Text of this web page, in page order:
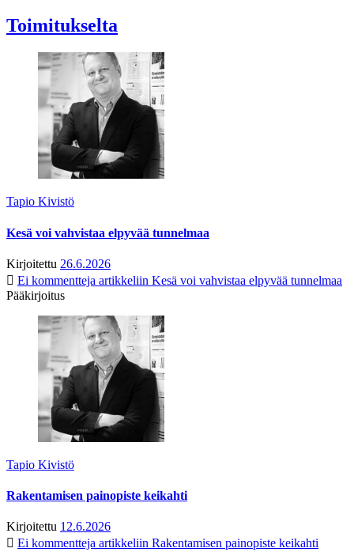
Toimitukselta
Tapio Kivistö
Kesä voi vahvistaa elpyvää tunnelmaa
Kirjoitettu 26.6.2026
Ei kommentteja artikkeliin Kesä voi vahvistaa elpyvää tunnelmaa
Pääkirjoitus
Tapio Kivistö
Rakentamisen painopiste keikahti
Kirjoitettu 12.6.2026
Ei kommentteja artikkeliin Rakentamisen painopiste keikahti